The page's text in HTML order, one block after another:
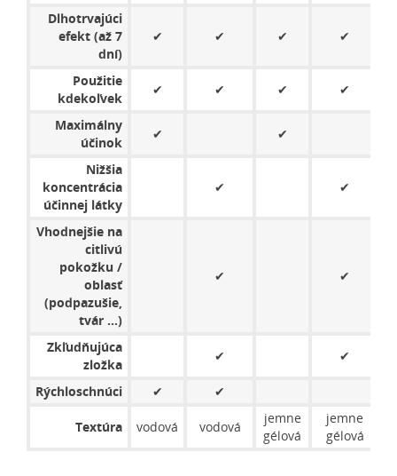
Dlhotrvajúci
efekt (až 7
dní)
✔ ✔ ✔ ✔
Použitie
kdekoľvek
✔ ✔ ✔ ✔
Maximálny
účinok
✔ ✔
Nižšia
koncentrácia
účinnej látky
✔ ✔
Vhodnejšie na
citlivú
pokožku /
oblasť
(podpazušie,
tvár ...)
✔ ✔
Zkľudňujúca
zložka
✔ ✔
Rýchloschnúci ✔ ✔
Textúra vodová vodová
jemne
gélová
jemne
gélová